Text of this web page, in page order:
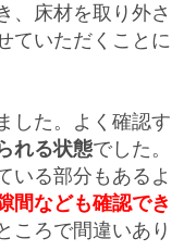
、床材を取り外さ
ていただくことに
した。よく確認す
れる状態でした。
いる部分もあるよ
間なども確認でき
ころで間違いあり